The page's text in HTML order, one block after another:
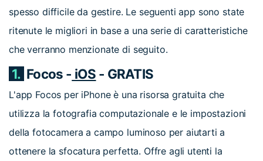
spesso difficile da gestire. Le seguenti app sono state
ritenute le migliori in base a una serie di caratteristiche
che verranno menzionate di seguito.
1. Focos - iOS - GRATIS
L'app Focos per iPhone è una risorsa gratuita che
utilizza la fotografia computazionale e le impostazioni
della fotocamera a campo luminoso per aiutarti a
ottenere la sfocatura perfetta. Offre agli utenti la